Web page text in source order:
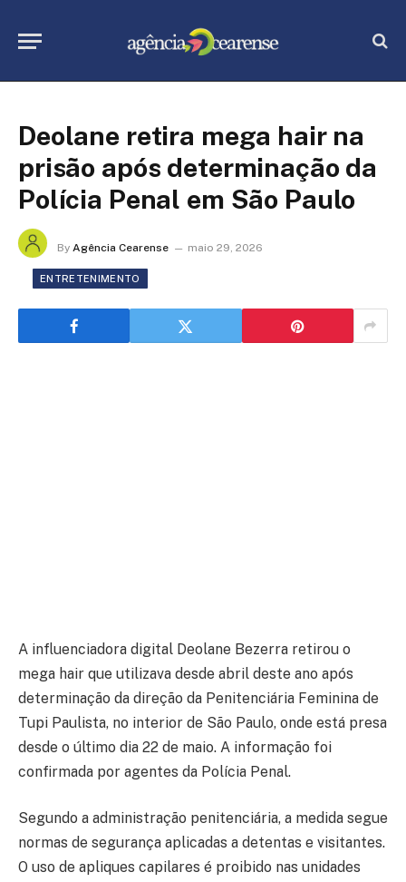
Deolane retira mega hair na
prisão após determinação da
Polícia Penal em São Paulo
By Agência Cearense maio 29, 2026
ENTRETENIMENTO
A influenciadora digital Deolane Bezerra retirou o
mega hair que utilizava desde abril deste ano após
determinação da direção da Penitenciária Feminina de
Tupi Paulista, no interior de São Paulo, onde está presa
desde o último dia 22 de maio. A informação foi
confirmada por agentes da Polícia Penal.
Segundo a administração penitenciária, a medida segue
normas de segurança aplicadas a detentas e visitantes.
O uso de apliques capilares é proibido nas unidades